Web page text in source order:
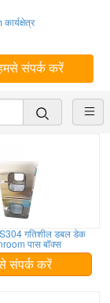
संपर्क करें
गतिशील डबल डेक
पास बॉक्स
संपर्क करें